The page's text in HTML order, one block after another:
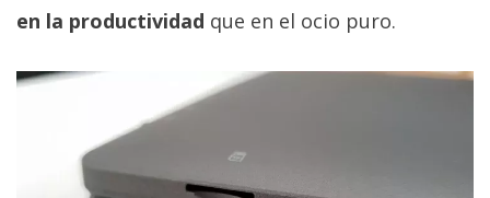
en la productividad que en el ocio puro.